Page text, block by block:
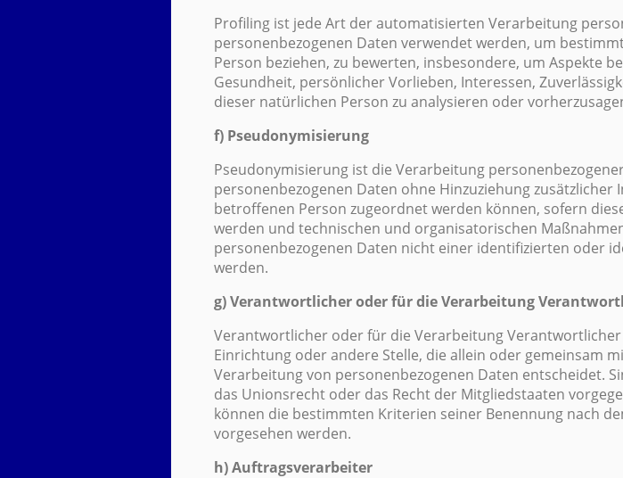
Profiling ist jede Art der automatisierten Verarbeitung
personenbezogenen Daten verwendet werden, um
Person beziehen, zu bewerten, insbesondere, um Aspekte
Gesundheit, persönlicher Vorlieben, Interessen,
dieser natürlichen Person zu analysieren oder
f) Pseudonymisierung
Pseudonymisierung ist die Verarbeitung
personenbezogenen Daten ohne Hinzuziehung
betroffenen Person zugeordnet werden können, sofern
werden und technischen und organisatorischen
personenbezogenen Daten nicht einer identifizierten oder
werden.
g) Verantwortlicher oder für die Verarbeitung
Verantwortlicher oder für die Verarbeitung
Einrichtung oder andere Stelle, die allein oder gemeinsam
Verarbeitung von personenbezogenen Daten entscheidet.
das Unionsrecht oder das Recht der Mitgliedstaaten
können die bestimmten Kriterien seiner Benennung nach
vorgesehen werden.
h) Auftragsverarbeiter